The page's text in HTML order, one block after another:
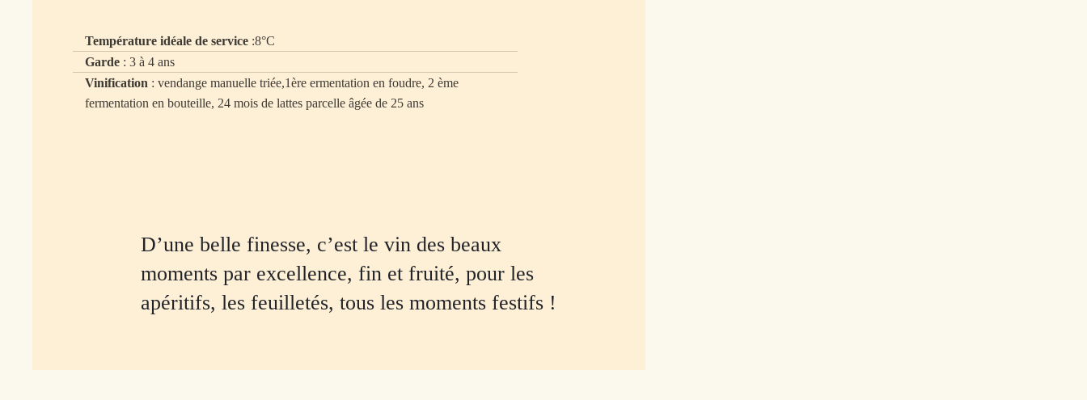
Température idéale de service :8°C
Garde : 3 à 4 ans
Vinification : vendange manuelle triée,1ère ermentation en foudre, 2 ème
fermentation en bouteille, 24 mois de lattes parcelle âgée de 25 ans
D’une belle finesse, c’est le vin des beaux
moments par excellence, fin et fruité, pour les
apéritifs, les feuilletés, tous les moments festifs !